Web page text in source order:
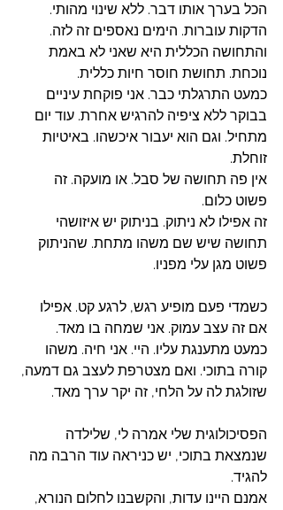
הכל בערך אותו דבר. ללא שינוי מהותי.
הדקות עוברות. הימים נאספים זה לזה.
והתחושה הכללית היא שאני לא באמת
נוכחת. תחושת חוסר חיות כללית.
כמעט התרגלתי כבר. אני פוקחת עיניים
בבוקר ללא ציפיה להרגיש אחרת. עוד יום
מתחיל. וגם הוא יעבור איכשהו. באיטיות
זוחלת.
אין פה תחושה של סבל. או מועקה. זה
פשוט כלום.
זה אפילו לא ניתוק. בניתוק יש איזושהי
תחושה שיש שם משהו מתחת. שהניתוק
פשוט מגן עלי מפניו.
כשמדי פעם מופיע רגש, לרגע קט. אפילו
אם זה עצב עמוק. אני שמחה בו מאד.
כמעט מתענגת עליו. היי. אני חיה. משהו
קורה בתוכי. ואם מצטרפת לעצב גם דמעה,
שזולגת לה על הלחי, זה יקר ערך מאד.
הפסיכולוגית שלי אמרה לי, שלילדה
שנמצאת בתוכי, יש כניראה עוד הרבה מה
להגיד.
אמנם היינו עדות, והקשבנו לחלום הנורא,